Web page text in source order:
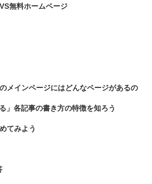
無料ホームページ
メインページにはどんなページがあるの
各記事の書き方の特徴を知ろう
てみよう